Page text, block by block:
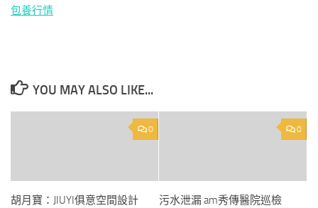
包養行情
YOU MAY ALSO LIKE...
0
胡月寶：JIUYI俱意空間設計
0
污水泄漏 am秀傳醫院巡檢